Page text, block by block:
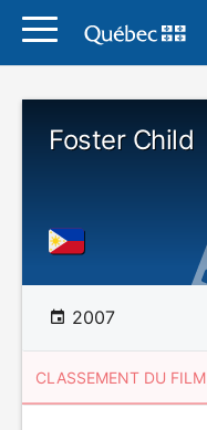
Foster Child
2007
CLASSEMENT DU FILM